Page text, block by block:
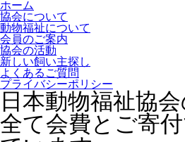
ホーム
協会について
動物福祉について
会員のご案内
協会の活動
新しい飼い主探し
よくあるご質問
プライバシーポリシー
日本動物福祉協会
全て会費とご寄